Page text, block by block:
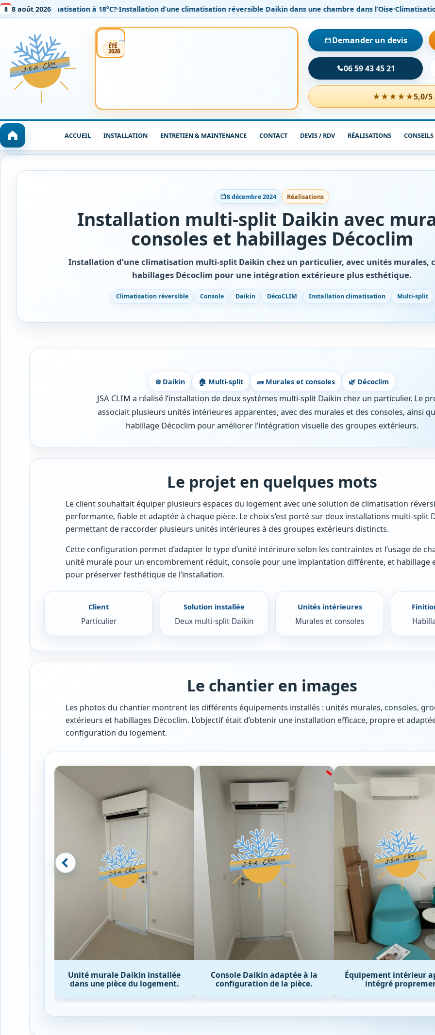
8 8 août 2026à 18°C? Installation d’une climatisation réversible Daikin dans une chambre dans l’Oise Climatisation gainable
ÉTÉ
2026
Installation
Entretien
Dépannage / SAV
Demander un devis
06 59 43 45 21
★★★★★5,0/5
ACCUEIL INSTALLATION ENTRETIEN & MAINTENANCE CONTACT DEVIS / RDV RÉALISATIONS CONSEILS
8 décembre 2024 Réalisations
Installation multi-split Daikin avec
consoles et habillages Décoclim
Installation d’une climatisation multi-split Daikin chez un particulier, avec unités murales,
habillages Décoclim pour une intégration extérieure plus esthétique.
Climatisation réversible Console Daikin DécoCLIM Installation climatisation Multi-split
❄️ Daikin 🏠 Multi-split 🧱 Murales et consoles 🌿 Décoclim
JSA CLIM a réalisé l’installation de deux systèmes multi-split Daikin chez un particulier. Le
associait plusieurs unités intérieures apparentes, avec des murales et des consoles, ainsi
habillage Décoclim pour améliorer l’intégration visuelle des groupes extérieurs.
Le projet en quelques mots
Le client souhaitait équiper plusieurs espaces du logement avec une solution de climatisation
performante, fiable et adaptée à chaque pièce. Le choix s’est porté sur deux installations multi-split
permettant de raccorder plusieurs unités intérieures à des groupes extérieurs distincts.
Cette configuration permet d’adapter le type d’unité intérieure selon les contraintes et l’usage de
unité murale pour un encombrement réduit, console pour une implantation différente, et habillage
pour préserver l’esthétique de l’installation.
Client
Particulier
Solution installée
Deux multi-split Daikin
Unités intérieures
Murales et consoles
Le chantier en images
Les photos du chantier montrent les différents équipements installés : unités murales, consoles,
extérieurs et habillages Décoclim. L’objectif était d’obtenir une installation efficace, propre et
configuration du logement.
Console Daikin adaptée à la
configuration de la pièce.
Équipement intérieur apparent
intégré proprement.
Habillage Décoclim
améliorer
extérieure.